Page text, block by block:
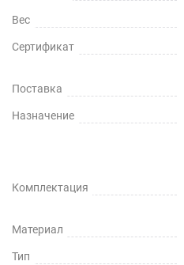
Вес
Сертификат
Поставка
Назначение
Комплектация
Материал
Тип